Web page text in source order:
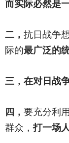
而实际必然是
二， 抗日战争
际的最广泛的
三，在对日战
四， 要充分利
群众，打一场